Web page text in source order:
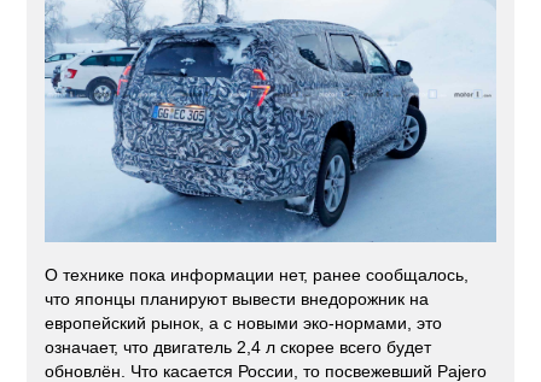
О технике пока информации нет, ранее сообщалось,
что японцы планируют вывести внедорожник на
европейский рынок, а с новыми эко-нормами, это
означает, что двигатель 2,4 л скорее всего будет
обновлён. Что касается России, то посвежевший Pajero